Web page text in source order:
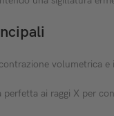
volumetrica
perfetta ai raggi X per